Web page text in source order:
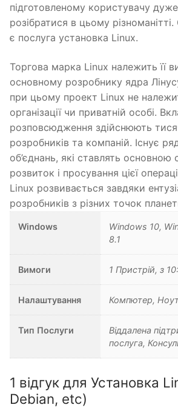
підготовленому користувачу
розібратися в цьому
є послуга установка Linux.
Торгова марка Linux належить її
основному розробнику ядра
при цьому проект Linux не
організації чи приватній особі.
розповсюдження здійснюють
розробників та компаній. Існує
об’єднань, які ставлять основною
розвиток і просування цієї
Linux розвивається завдяки
розробників з різних точок
Windows
Windows 10,
8.1
Вимоги 1 Пристрій, з
Налаштування Компютер,
Тип Послуги
Віддалена
послуга,
1 відгук для Установка
Debian, etc)